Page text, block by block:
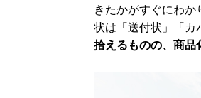
きたかがすぐにわか
状は「送付状」「カ
拾えるものの、商品